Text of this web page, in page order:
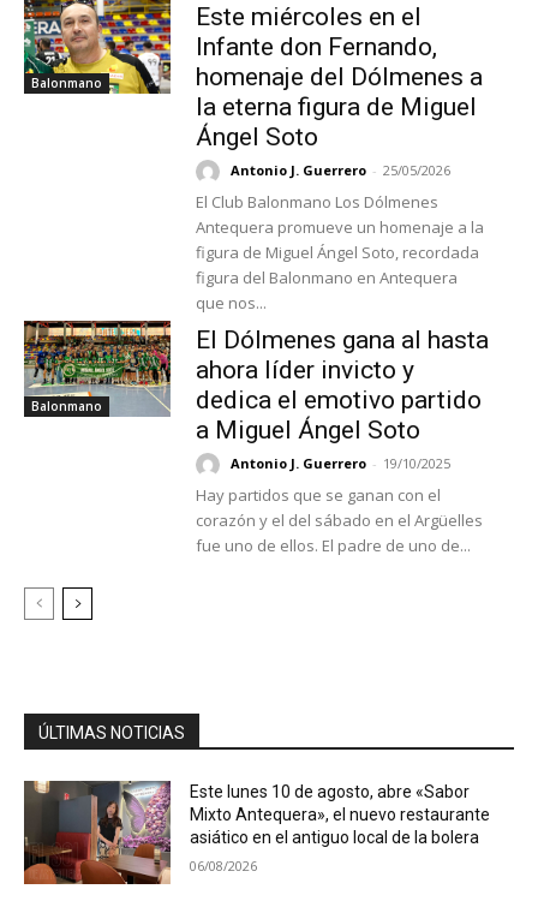
Balonmano
Este miércoles en el
Infante don Fernando,
homenaje del Dólmenes a
la eterna figura de Miguel
Ángel Soto
Antonio J. Guerrero - 25/05/2026
El Club Balonmano Los Dólmenes
Antequera promueve un homenaje a la
figura de Miguel Ángel Soto, recordada
figura del Balonmano en Antequera
que nos...
Balonmano
El Dólmenes gana al hasta
ahora líder invicto y
dedica el emotivo partido
a Miguel Ángel Soto
Antonio J. Guerrero - 19/10/2025
Hay partidos que se ganan con el
corazón y el del sábado en el Argüelles
fue uno de ellos. El padre de uno de...
ÚLTIMAS NOTICIAS
Este lunes 10 de agosto, abre «Sabor
Mixto Antequera», el nuevo restaurante
asiático en el antiguo local de la bolera
06/08/2026